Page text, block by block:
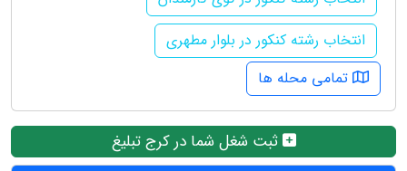
انتخاب رشته کنکور در بلوار مطهری
تمامی محله ها
ثبت شغل شما در کرج تبلیغ